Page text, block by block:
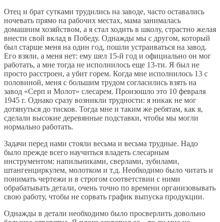
Отец и брат сутками трудились на заводе, часто оставались
ночевать прямо на рабочих местах, мама занималась
домашним хозяйством, а я стал ходить в школу, страстно желая
внести свой вклад в Победу. Однажды мы с другом, который
был старше меня на один год, пошли устраиваться на завод.
Его взяли, а меня нет: ему шел 15-й год и официально он мог
работать, а мне тогда не исполнилось еще 13-ти. Я был не
просто расстроен, а убит горем. Когда мне исполнилось 13 с
половиной, меня с большим трудом согласились взять на
завод «Серп и Молот» слесарем. Произошло это 10 февраля
1945 г. Однако сразу возникли трудности: я никак не мог
дотянуться до тисков. Тогда мне и таким же ребятам, как я,
сделали высокие деревянные подставки, чтобы мы могли
нормально работать.
Задачи перед нами стояли весьма и весьма трудные. Надо
было прежде всего научиться владеть слесарным
инструментом: напильниками, сверлами, зубилами,
штангенциркулем, молотком и т.д. Необходимо было читать и
понимать чертежи и в строгом соответствии с ними
обрабатывать детали, очень точно по времени организовывать
свою работу, чтобы не сорвать график выпуска продукции.
Однажды в детали необходимо было просверлить довольно